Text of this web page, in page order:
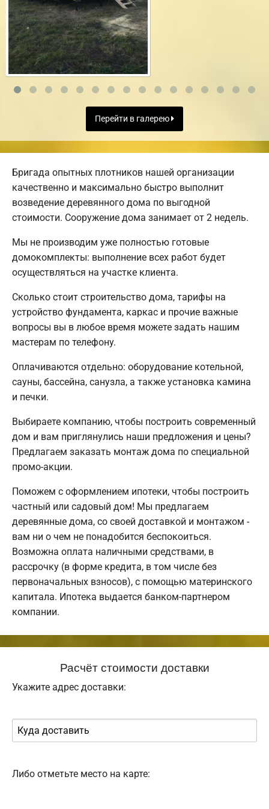
Перейти в галерею
Бригада опытных плотников нашей организации
качественно и максимально быстро выполнит
возведение деревянного дома по выгодной
стоимости. Сооружение дома занимает от 2 недель.
Мы не производим уже полностью готовые
домокомплекты: выполнение всех работ будет
осуществляться на участке клиента.
Сколько стоит строительство дома, тарифы на
устройство фундамента, каркас и прочие важные
вопросы вы в любое время можете задать нашим
мастерам по телефону.
Оплачиваются отдельно: оборудование котельной,
сауны, бассейна, санузла, а также установка камина
и печки.
Выбираете компанию, чтобы построить современный
дом и вам приглянулись наши предложения и цены?
Предлагаем заказать монтаж дома по специальной
промо-акции.
Поможем с оформлением ипотеки, чтобы построить
частный или садовый дом! Мы предлагаем
деревянные дома, со своей доставкой и монтажом -
вам ни о чем не понадобится беспокоиться.
Возможна оплата наличными средствами, в
рассрочку (в форме кредита, в том числе без
первоначальных взносов), с помощью материнского
капитала. Ипотека выдается банком-партнером
компании.
Расчёт стоимости доставки
Укажите адрес доставки:
Либо отметьте место на карте: